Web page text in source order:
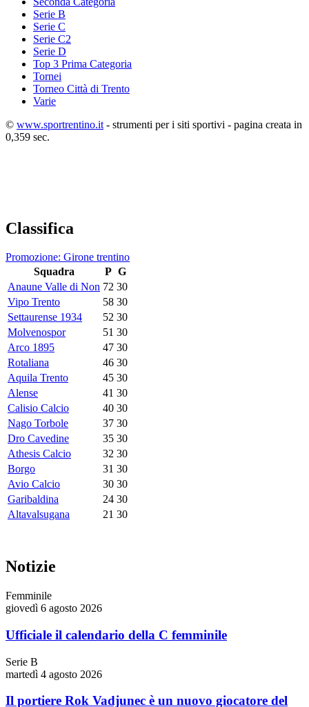
Serie B
Serie C
Serie C2
Serie D
Top 3 Prima Categoria
Tornei
Torneo Città di Trento
Varie
© www.sportrentino.it - strumenti per i siti sportivi - pagina creata in
0,359 sec.
Classifica
Promozione: Girone trentino
Squadra
P G
Anaune Valle di Non 72 30
Vipo Trento
58 30
Settaurense 1934
52 30
Molvenospor
51 30
Arco 1895
47 30
Rotaliana
46 30
Aquila Trento
45 30
Alense
41 30
Calisio Calcio
40 30
Nago Torbole
37 30
Dro Cavedine
35 30
Athesis Calcio
32 30
Borgo
31 30
Avio Calcio
30 30
Garibaldina
24 30
Altavalsugana
21 30
Notizie
Femminile
giovedì 6 agosto 2026
Ufficiale il calendario della C femminile
Serie B
martedì 4 agosto 2026
Il portiere Rok Vadjunec è un nuovo giocatore del